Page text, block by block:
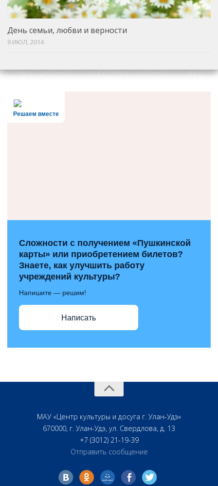
День семьи, любви и верности
9 ИЮЛ, 2014
Решаем вместе
Сложности с получением «Пушкинской
карты» или приобретением билетов?
Знаете, как улучшить работу
учреждений культуры?
Напишите — решим!
Написать
МАУ «Центр культуры и досуга г. Улан-Удэ»
670000, г. Улан-Удэ, ул. Свердлова, д. 13
+7 (3012) 21-19-39
Отправить сообщение